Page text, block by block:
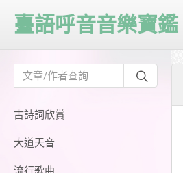
古詩詞欣賞
大道天音
臺語呼音音樂寶鑑